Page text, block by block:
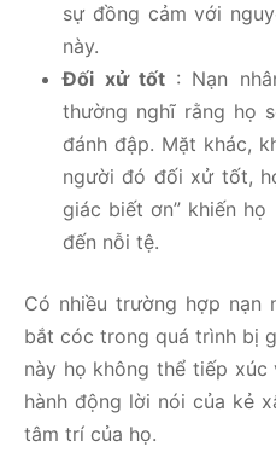
sự đồng cảm với
này.
Đối xử tốt : Nạn
thường nghĩ rằng họ
đánh đập. Mặt khác,
người đó đối xử tốt,
giác biết ơn” khiến
đến nỗi tệ.
Có nhiều trường hợp nạn
bắt cóc trong quá trình bị
này họ không thể tiếp
hành động lời nói của kẻ
tâm trí của họ.